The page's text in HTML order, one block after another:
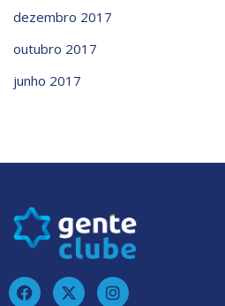
dezembro 2017
outubro 2017
junho 2017